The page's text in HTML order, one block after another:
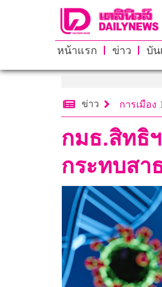
หน้าแรก ข่าว บัน
ข่าว การเมือง
กมธ.สิทธิ
กระทบสา